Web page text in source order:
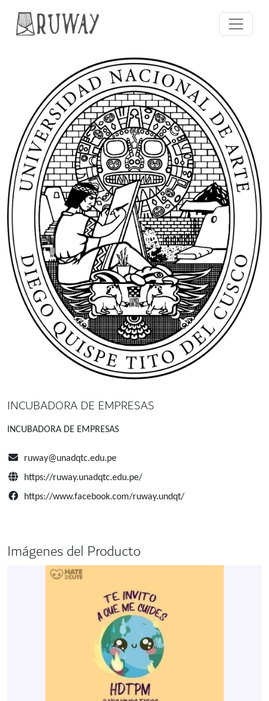
INCUBADORA DE EMPRESAS
INCUBADORA DE EMPRESAS
ruway@unadqtc.edu.pe
https://ruway.unadqtc.edu.pe/
https://www.facebook.com/ruway.undqt/
Imágenes del Producto